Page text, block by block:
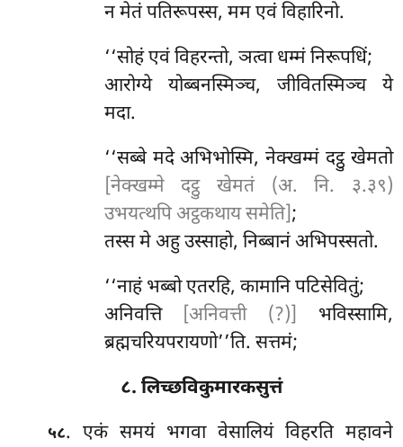
न मेतं पतिरूपस्स, मम एवं विहारिनो.
‘‘सोहं एवं विहरन्तो, ञत्वा धम्मं निरूपधिं;
आरोग्ये योब्बनस्मिञ्च, जीवितस्मिञ्च ये
मदा.
‘‘सब्बे मदे अभिभोस्मि, नेक्खम्मं दट्ठु खेमतो
[नेक्खम्मे दट्ठु खेमतं (अ. नि. ३.३९)
उभयत्थपि अट्ठकथाय समेति];
तस्स मे अहु उस्साहो, निब्बानं अभिपस्सतो.
‘‘नाहं भब्बो एतरहि, कामानि पटिसेवितुं;
अनिवत्ति
[अनिवत्ती (?)]
भविस्सामि,
ब्रह्मचरियपरायणो’’ति. सत्तमं;
८. लिच्छविकुमारकसुत्तं
५८. एकं समयं भगवा वेसालियं विहरति महावने